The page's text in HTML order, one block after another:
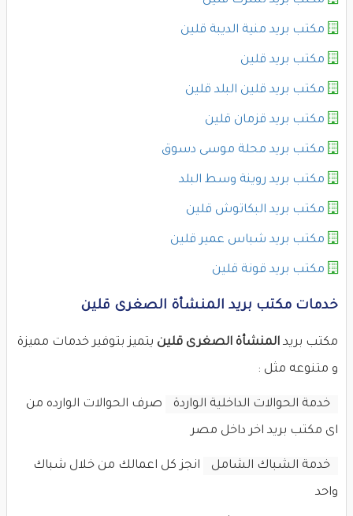
مكتب بريد منية الديبة قلين
مكتب بريد قلين
مكتب بريد قلين البلد قلين
مكتب بريد قزمان قلين
مكتب بريد محلة موسى دسوق
مكتب بريد روينة وسط البلد
مكتب بريد البكاتوش قلين
مكتب بريد شباس عمير قلين
مكتب بريد قونة قلين
خدمات مكتب بريد المنشأة الصغرى قلين
مكتب بريد المنشأة الصغرى قلين يتميز بتوفير خدمات مميزة
و متنوعه مثل :
خدمة الحوالات الداخلية الواردة
صرف الحوالات الوارده من
اى مكتب بريد اخر داخل مصر
خدمة الشباك الشامل
انجز كل اعمالك من خلال شباك
واحد